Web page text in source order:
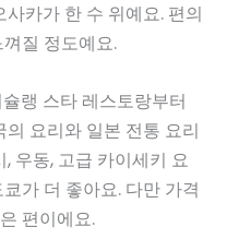
카가 한 수 위예요. 편의
질 정도예요.
랭 스타 레스토랑부터
요리와 일본 전통 요리
우동, 고급 카이세키 요
가 더 좋아요. 다만 가격
편이에요.